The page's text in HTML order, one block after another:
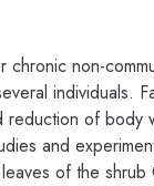
chronic non-
individuals.
reduction of body
and
of the shrub